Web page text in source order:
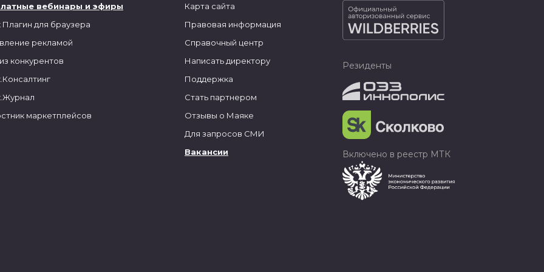
вебинары и эфиры
для браузера
рекламой
конкурентов
маркетплейсов
Карта сайта
Правовая информация
Справочный центр
Написать директору
Поддержка
Стать партнером
Отзывы о Маяке
Для запросов СМИ
Вакансии
Резиденты
Включено в реестр МТК